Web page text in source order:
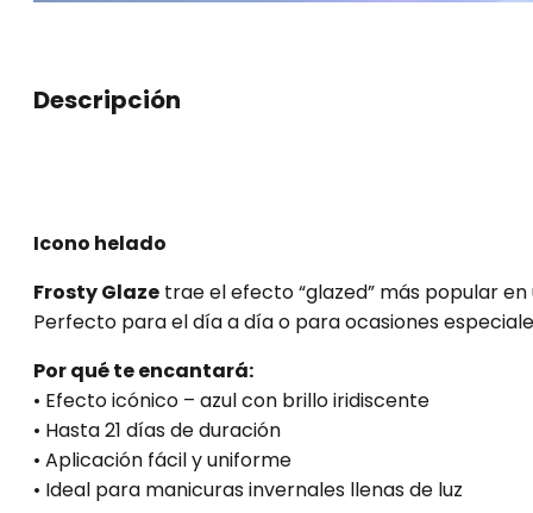
Descripción
Icono helado
Frosty Glaze trae el efecto “glazed” más popular
Perfecto para el día a día o para ocasiones
Por qué te encantará:
• Efecto icónico – azul con brillo iridiscente
• Hasta 21 días de duración
• Aplicación fácil y uniforme
• Ideal para manicuras invernales llenas de luz